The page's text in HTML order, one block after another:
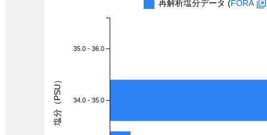
再解析塩分データ (FORA
35.0 - 36.0
34.0 - 35.0
塩分（PSU）